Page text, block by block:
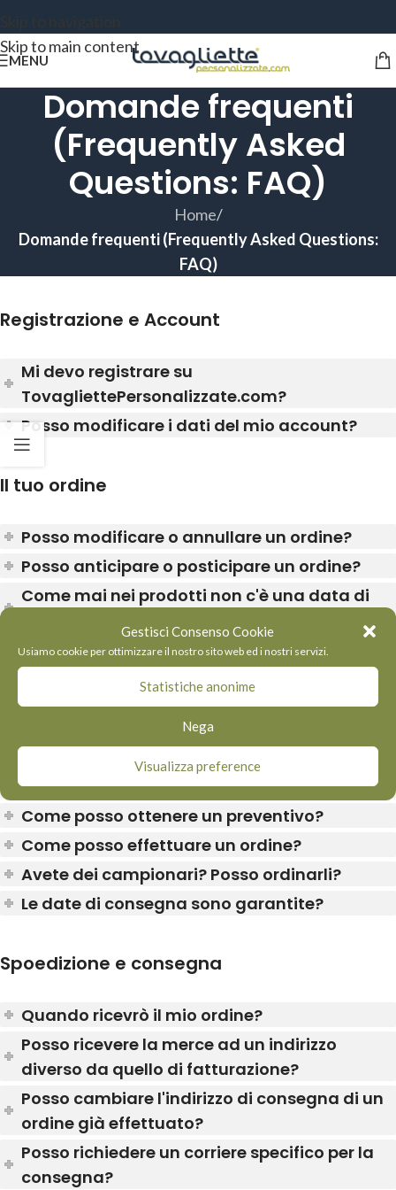
Gestisci Consenso Cookie
Usiamo cookie per ottimizzare il nostro sito web ed i nostri servizi.
Statistiche anonime
Nega
Visualizza preference
Skip to main content
MENU
Domande frequenti
(Frequently Asked
Questions: FAQ)
Home/
Domande frequenti (Frequently Asked Questions:
FAQ)
Registrazione e Account
Mi devo registrare su
TovagliettePersonalizzate.com?
Posso modificare i dati del mio account?
Il tuo ordine
Posso modificare o annullare un ordine?
Posso anticipare o posticipare un ordine?
Come mai nei prodotti non c'è una data di
Posso richiedere una stampa di prova?
Quando e come devo inviare il file di
stampa?
Posso recuperare i file caricati sul sito
TovagliettePersonalizzate.com?
Quanto costano le spedizioni?
Come posso ottenere un preventivo?
Come posso effettuare un ordine?
Avete dei campionari? Posso ordinarli?
Le date di consegna sono garantite?
Spoedizione e consegna
Quando ricevrò il mio ordine?
Posso ricevere la merce ad un indirizzo
diverso da quello di fatturazione?
Posso cambiare l'indirizzo di consegna di un
ordine già effettuato?
Posso richiedere un corriere specifico per la
consegna?